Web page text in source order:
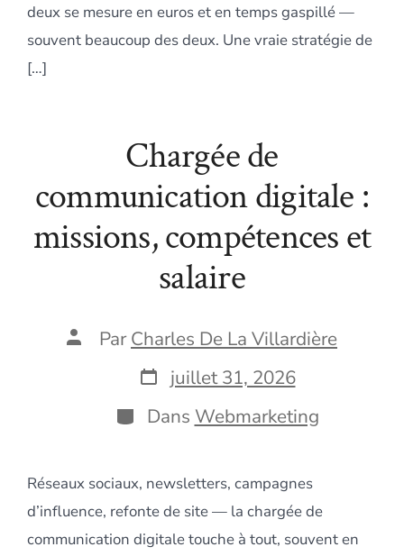
deux se mesure en euros et en temps gaspillé —
souvent beaucoup des deux. Une vraie stratégie de
[…]
Chargée de
communication digitale :
missions, compétences et
salaire
Auteur
publication
ParCharles De La Villardière
Date
de
publication
juillet 31, 2026
Catégories
Dans Webmarketing
Réseaux sociaux, newsletters, campagnes
d’influence, refonte de site — la chargée de
communication digitale touche à tout, souvent en